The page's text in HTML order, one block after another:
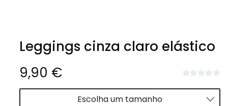
Leggings cinza claro elástico
9,90 €
Escolha um tamanho